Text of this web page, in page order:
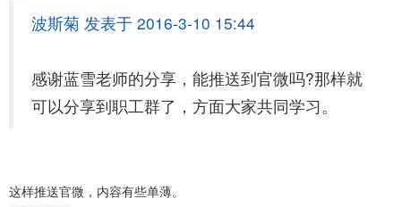
波斯菊 发表于 2016-3-10 15:44
感谢蓝雪老师的分享，能推送到官微吗?那样就
可以分享到职工群了，方面大家共同学习。
这样推送官微，内容有些单薄。